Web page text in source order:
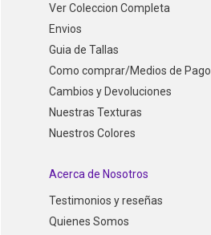
Ver Coleccion Completa
Envios
Guia de Tallas
Como comprar/Medios de Pago
Cambios y Devoluciones
Nuestras Texturas
Nuestros Colores
Acerca de Nosotros
Testimonios y reseñas
Quienes Somos